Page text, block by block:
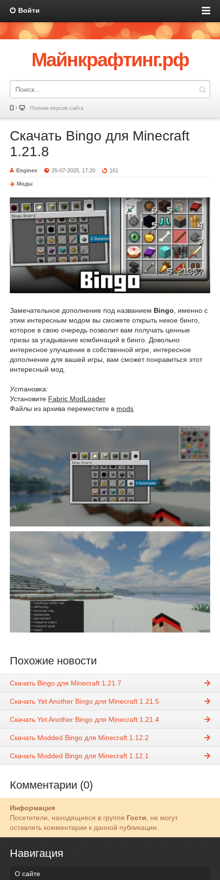
Войти
Майнкрафтинг.рф
Полная версия сайта
Скачать Bingo для Minecraft
1.21.8
Enginex 25-07-2025, 17:20 161
Моды
Замечательное дополнение под названием Bingo , именно с
этим интересным модом вы сможете открыть некое бинго,
которое в свою очередь позволит вам получать ценные
призы за угадывание комбинаций в бинго. Довольно
интересное улучшение в собственной игре, интересное
дополнение для вашей игры, вам сможет понравиться этот
интересный мод.
Установка:
Установите Fabric ModLoader
Файлы из архива переместите в mods
Похожие новости
Скачать Bingo для Minecraft 1.21.7
Скачать Yet Another Bingo для Minecraft 1.21.5
Скачать Yet Another Bingo для Minecraft 1.21.4
Скачать Modded Bingo для Minecraft 1.12.2
Скачать Modded Bingo для Minecraft 1.12.1
Комментарии (0)
Информация
Посетители, находящиеся в группе Гости , не могут
оставлять комментарии к данной публикации.
Навигация
О сайте